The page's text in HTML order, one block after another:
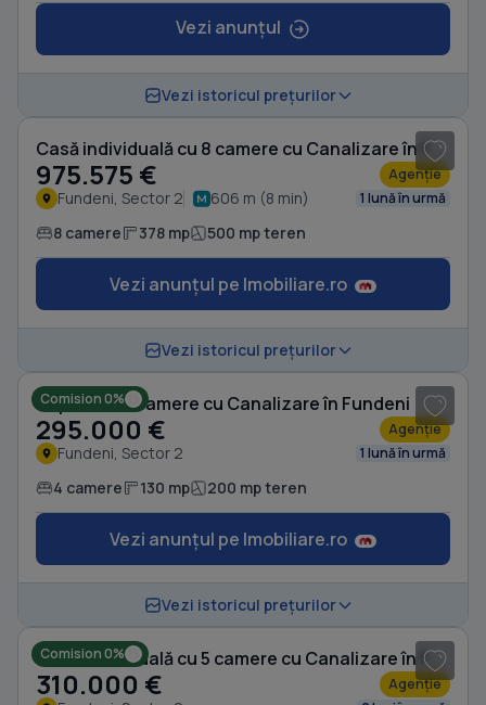
Vezi anunțul
Vezi istoricul prețurilor
Casă individuală cu 8 camere cu Canalizare în Fundeni
975.575 € Agenție
Fundeni, Sector 2 606 m (8 min) 1 lună în urmă
8 camere 378 mp 500 mp teren
Vezi anunțul pe Imobiliare.ro
Vezi istoricul prețurilor
Comision 0%
Duplex cu 4 camere cu Canalizare în Fundeni
295.000 € Agenție
Fundeni, Sector 2 1 lună în urmă
4 camere 130 mp 200 mp teren
Vezi anunțul pe Imobiliare.ro
Vezi istoricul prețurilor
Comision 0% Casă individuală cu 5 camere cu Canalizare în Fundeni
310.000 € Agenție